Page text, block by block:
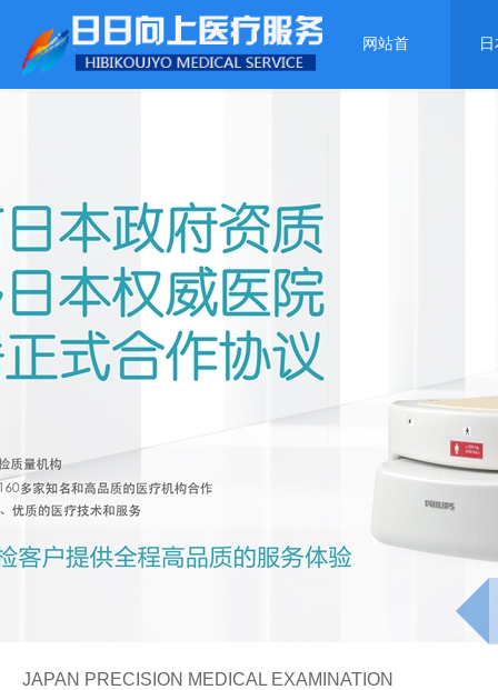
网站首
JAPAN PRECISION MEDICAL EXAMINATION